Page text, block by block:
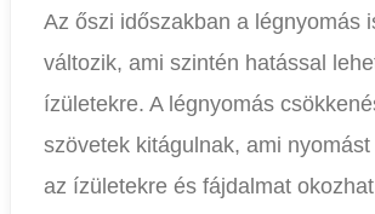
Az őszi időszakban a légnyomás
változik, ami szintén hatással
ízületekre. A légnyomás
szövetek kitágulnak, ami
az ízületekre és fájdalmat